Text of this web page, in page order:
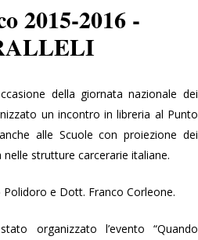
2015-2016 -
della giornata nazionale dei
un incontro in libreria al Punto
alle Scuole con proiezione dei
strutture carcerarie italiane.
Polidoro e Dott. Franco Corleone.
organizzato l’evento “Quando